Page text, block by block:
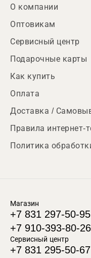
О компании
Оптовикам
Сервисный центр
Подарочные карты
Как купить
Оплата
Доставка /
Правила интернет-
Политика
Магазин
+7 831 297-50-95
+7 910-393-80-26
Сервисный центр
+7 831 295-50-67